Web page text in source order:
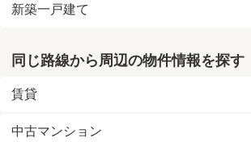
新築一戸建て
同じ路線から周辺の物件情報を探す
賃貸
中古マンション